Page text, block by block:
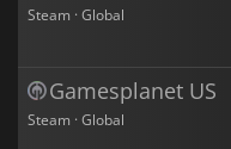
Steam · Global
Gamesplanet US
Steam · Global